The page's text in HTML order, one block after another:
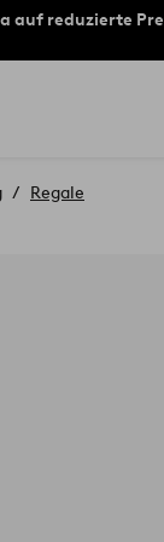
auf reduzierte
Regale